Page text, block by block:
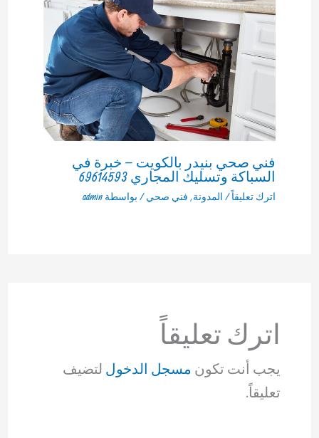
فني صحي بنيدر بالكويت – خبرة في
السباكة وتسليك المجاري 69614593
اترك تعليقاً / المدونة, فني صحي/ بواسطة admin
اترك تعليقاً
يجب أنت تكون مسجل الدخول لتضيف
تعليقاً.